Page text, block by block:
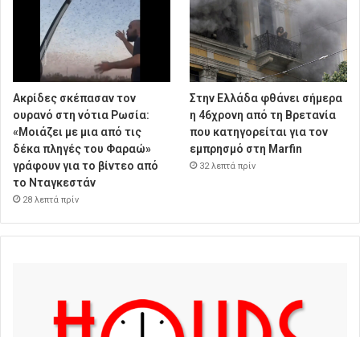
Ακρίδες σκέπασαν τον
ουρανό στη νότια Ρωσία:
«Μοιάζει με μια από τις
δέκα πληγές του Φαραώ»
γράφουν για το βίντεο από
το Νταγκεστάν
28 λεπτά πρίν
Στην Ελλάδα φθάνει σήμερα
η 46χρονη από τη Βρετανία
που κατηγορείται για τον
εμπρησμό στη Marfin
32 λεπτά πρίν